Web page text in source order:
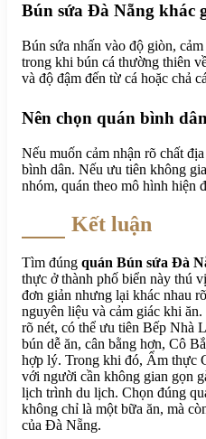
Bún sứa Đà Nẵng khác
Bún sứa nhấn vào độ giòn,
trong khi bún cá thường thiên
và độ đậm đến từ cá hoặc chả
Nên chọn quán bình
Nếu muốn cảm nhận rõ chất
bình dân. Nếu ưu tiên không
nhóm, quán theo mô hình hiện
Kết luận
Tìm đúng quán Bún sứa Đà
thực ở thành phố biển này thú
đơn giản nhưng lại khác nhau
nguyên liệu và cảm giác khi
rõ nét, có thể ưu tiên Bếp Nhà
bún dễ ăn, cân bằng hơn, Cô
hợp lý. Trong khi đó, Ẩm thực
với người cần không gian gọn
lịch trình du lịch. Chọn đúng
không chỉ là một bữa ăn, mà
của Đà Nẵng.